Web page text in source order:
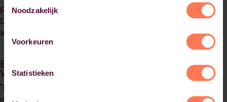
Noodzakelijk
Voorkeuren
Statistieken
plaats bij de Parnassia Academie, gevestigd aan het
Dadelplein in Den Haag, waardoor deelnemers kunnen
leren en ontwikkelen zonder extra reistijd.
Brede inzetbaarheid Sociaal Psychiatrisch
Verpleegkundige
"Dit initiatief draait om meer dan alleen het inspelen op